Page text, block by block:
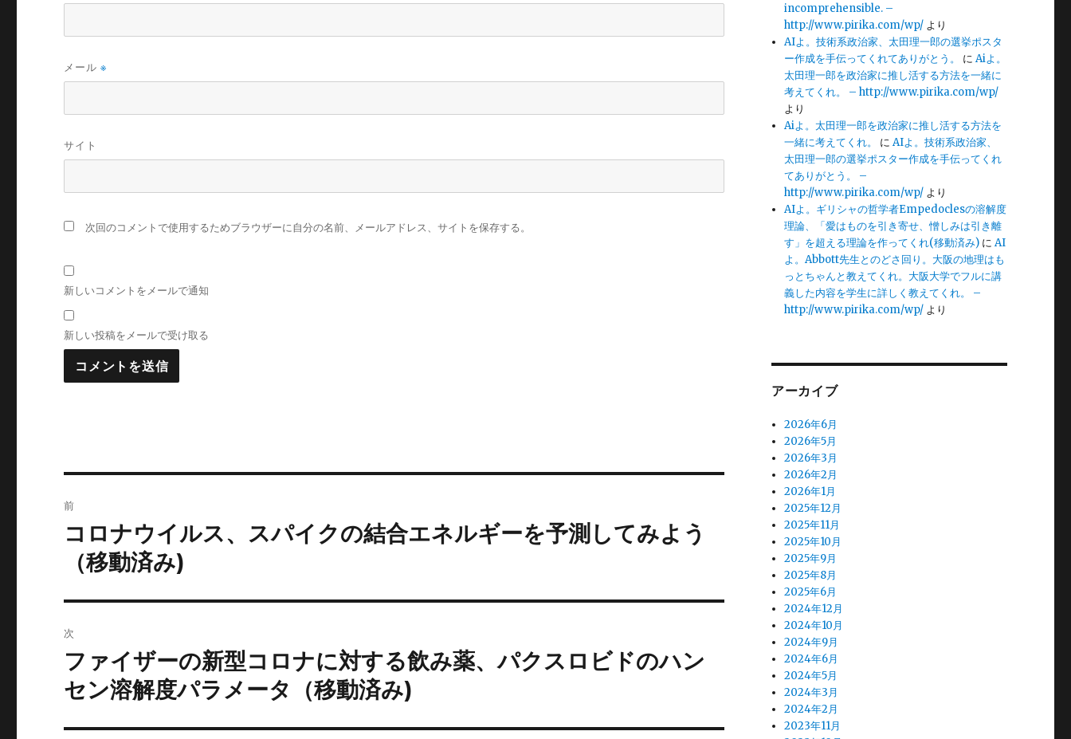
メール※
サイト
次回のコメントで使用するためブラウザーに自分の名前、メールアドレス、サイトを保存する。
新しいコメントをメールで通知
新しい投稿をメールで受け取る
稿
ナ
ゲ
ー
シ
ョ
前
前
稿:
コロナウイルス、スパイクの結合エネルギーを予測してみよう
（移動済み)
次
次
の
投
稿:
ファイザーの新型コロナに対する飲み薬、パクスロビドのハン
セン溶解度パラメータ（移動済み)
incomprehensible. –
http://www.pirika.com/wp/ より
AIよ。技術系政治家、太田理一郎の選挙ポスタ
ー作成を手伝ってくれてありがとう。
にAiよ。
太田理一郎を政治家に推し活する方法を一緒に
考えてくれ。 – http://www.pirika.com/wp/
より
Aiよ。太田理一郎を政治家に推し活する方法を
一緒に考えてくれ。
にAIよ。技術系政治家、
太田理一郎の選挙ポスター作成を手伝ってくれ
てありがとう。 –
http://www.pirika.com/wp/ より
AIよ。ギリシャの哲学者Empedoclesの溶解度
理論、「愛はものを引き寄せ、憎しみは引き離
す」を超える理論を作ってくれ(移動済み) にAI
よ。Abbott先生とのどさ回り。大阪の地理はも
っとちゃんと教えてくれ。大阪大学でフルに講
義した内容を学生に詳しく教えてくれ。 –
http://www.pirika.com/wp/ より
アーカイブ
2026年6月
2026年5月
2026年3月
2026年2月
2026年1月
2025年12月
2025年11月
2025年10月
2025年9月
2025年8月
2025年6月
2024年12月
2024年10月
2024年9月
2024年6月
2024年5月
2024年3月
2024年2月
2023年11月